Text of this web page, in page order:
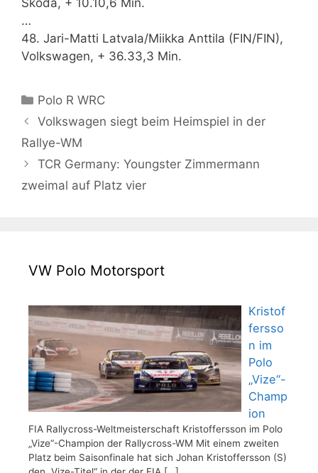
…
48. Jari-Matti Latvala/Miikka Anttila (FIN/FIN),
Volkswagen, + 36.33,3 Min.
Kategorien
Polo R WRC
Volkswagen siegt beim Heimspiel in der
Rallye-WM
TCR Germany: Youngster Zimmermann
zweimal auf Platz vier
VW Polo Motorsport
Kristof
fersso
n im
Polo
„Vize“-
Champ
ion
FIA Rallycross-Weltmeisterschaft Kristoffersson im Polo
„Vize“-Champion der Rallycross-WM Mit einem zweiten
Platz beim Saisonfinale hat sich Johan Kristoffersson (S)